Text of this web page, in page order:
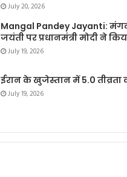
July 20, 2026
Mangal Pandey Jayanti:
जयंती पर प्रधानमंत्री मोदी ने
July 19, 2026
ईरान के खुजेस्तान में 5.0
July 19, 2026